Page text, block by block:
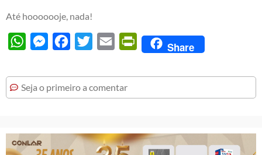
Até hooooooje, nada!
WhatsAppMessengerFacebook
Twitter Email PrintFriendly
Share
Seja o primeiro a comentar